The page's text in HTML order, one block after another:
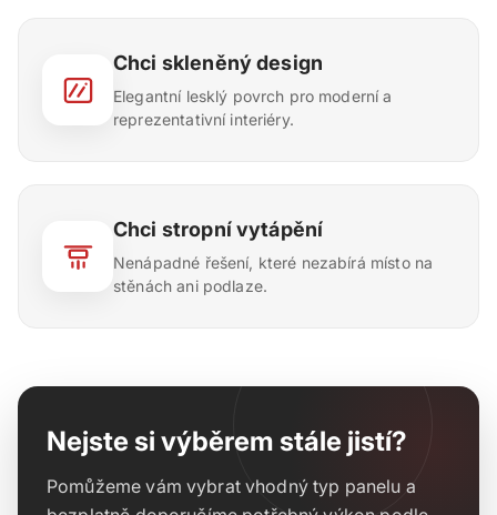
Chci skleněný design
Elegantní lesklý povrch pro moderní a
reprezentativní interiéry.
Chci stropní vytápění
Nenápadné řešení, které nezabírá místo na
stěnách ani podlaze.
Nejste si výběrem stále jistí?
Pomůžeme vám vybrat vhodný typ panelu a